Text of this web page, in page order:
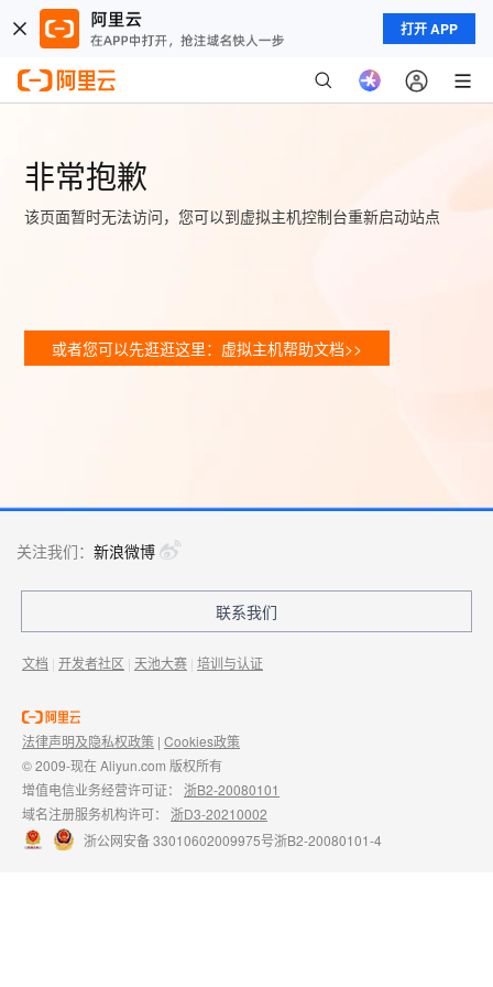
打开 APP
非常抱歉
该页面暂时无法访问，您可以到虚拟主机控制台重新启动站点
或者您可以先逛逛这里：虚拟主机帮助文档>>